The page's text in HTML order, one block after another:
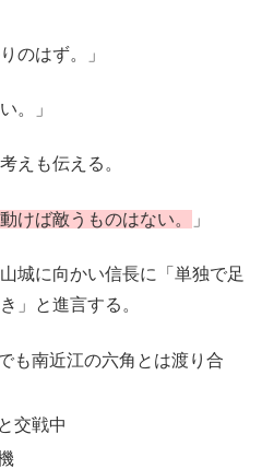
のはず。」
。」
えも伝える。
けば敵うものはない。 」
城に向かい信長に「単独で足
」と進言する。
も南近江の六角とは渡り合
交戦中